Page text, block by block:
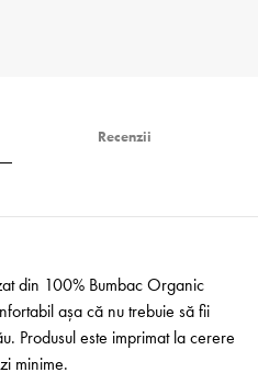
Recenzii
din 100% Bumbac Organic
așa că nu trebuie să fii
Produsul este imprimat la cerere
minime.